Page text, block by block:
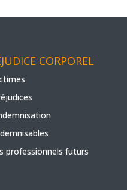
CORPOREL
professionnels futurs